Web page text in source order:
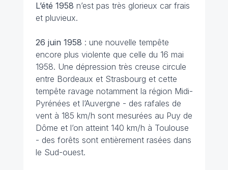
L’été 1958 n’est pas très glorieux car frais
et pluvieux.
26 juin 1958 : une nouvelle tempête
encore plus violente que celle du 16 mai
1958. Une dépression très creuse circule
entre Bordeaux et Strasbourg et cette
tempête ravage notamment la région Midi-
Pyrénées et l’Auvergne - des rafales de
vent à 185 km/h sont mesurées au Puy de
Dôme et l’on atteint 140 km/h à Toulouse
- des forêts sont entièrement rasées dans
le Sud-ouest.